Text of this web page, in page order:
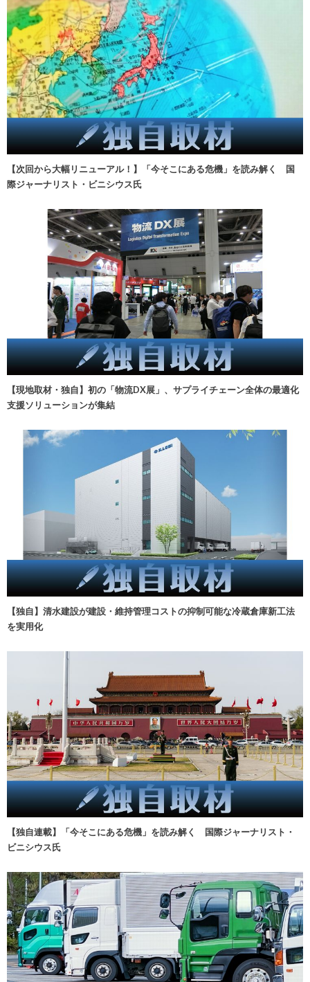
【次回から大幅リニューアル！】「今そこにある危機」を読み解く 国
際ジャーナリスト・ビニシウス氏
【現地取材・独自】初の「物流DX展」、サプライチェーン全体の最適化
支援ソリューションが集結
【独自】清水建設が建設・維持管理コストの抑制可能な冷蔵倉庫新工法
を実用化
【独自連載】「今そこにある危機」を読み解く 国際ジャーナリスト・
ビニシウス氏